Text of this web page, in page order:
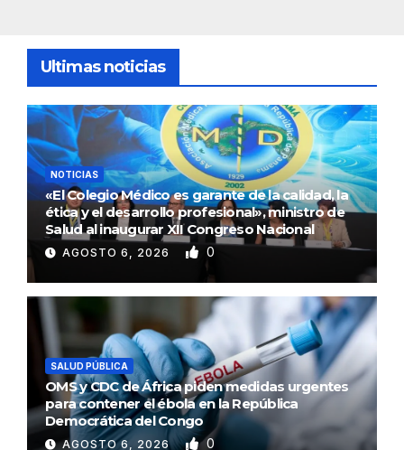
Ultimas noticias
NOTICIAS
«El Colegio Médico es garante de la calidad, la
ética y el desarrollo profesional», ministro de
Salud al inaugurar XII Congreso Nacional
AGOSTO 6, 2026 0
SALUD PÚBLICA
OMS y CDC de África piden medidas urgentes
para contener el ébola en la República
Democrática del Congo
AGOSTO 6, 2026 0